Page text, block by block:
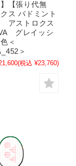
】【張り代無
ス バドミント
アストロクス
グレイッシ
＜
＞
(税込 ¥23,760)